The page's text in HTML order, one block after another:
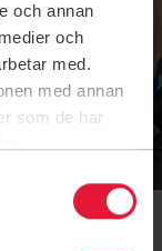
och annan
och
med.
med annan
som de har
Multifys
Multifys